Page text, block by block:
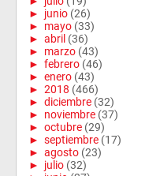
► junio (26)
► mayo (33)
► abril (36)
► marzo (43)
► febrero (46)
► enero (43)
► 2018 (466)
► diciembre (32)
► noviembre (37)
► octubre (29)
► septiembre (17)
► agosto (23)
► julio (32)